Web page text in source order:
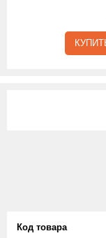
Код товара